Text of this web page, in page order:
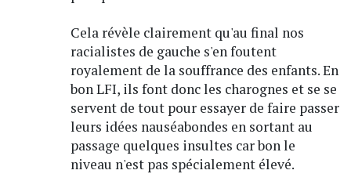
Cela révèle clairement qu'au final nos
racialistes de gauche s'en foutent
royalement de la souffrance des enfants. En
bon LFI, ils font donc les charognes et se se
servent de tout pour essayer de faire passer
leurs idées nauséabondes en sortant au
passage quelques insultes car bon le
niveau n'est pas spécialement élevé.